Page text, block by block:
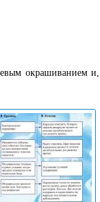
окрашиванием и,